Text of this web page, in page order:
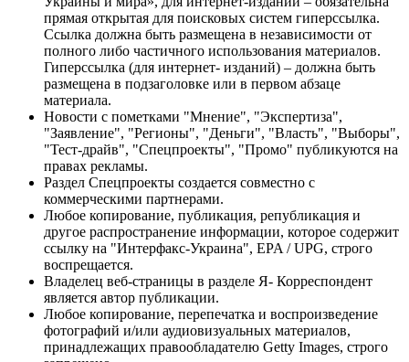
прямая открытая для поисковых систем гиперссылка.
Ссылка должна быть размещена в независимости от
полного либо частичного использования материалов.
Гиперссылка (для интернет- изданий) – должна быть
размещена в подзаголовке или в первом абзаце
материала.
Новости с пометками "Мнение", "Экспертиза",
"Заявление", "Регионы", "Деньги", "Власть", "Выборы",
"Тест-драйв", "Спецпроекты", "Промо" публикуются на
правах рекламы.
Раздел Спецпроекты создается совместно с
коммерческими партнерами.
Любое копирование, публикация, републикация и
другое распространение информации, которое содержит
ссылку на "Интерфакс-Украина", EPA / UPG, строго
воспрещается.
Владелец веб-страницы в разделе Я- Корреспондент
является автор публикации.
Любое копирование, перепечатка и воспроизведение
фотографий и/или аудиовизуальных материалов,
принадлежащих правообладателю Getty Images, строго